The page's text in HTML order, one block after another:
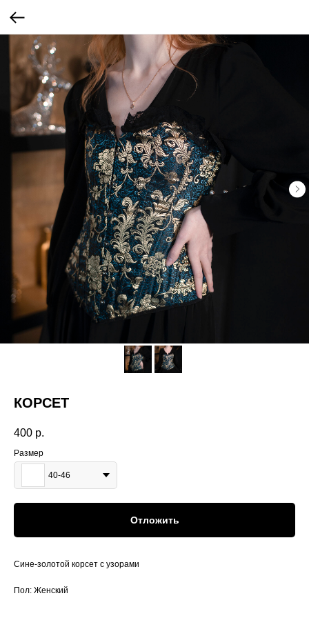
КОРСЕТ
400 р.
Размер
40-46
Отложить
Сине-золотой корсет с узорами
Пол: Женский